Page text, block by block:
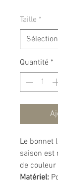
Taille *
Quantité *
Le bonnet
saison est
de couleur
Matériel: